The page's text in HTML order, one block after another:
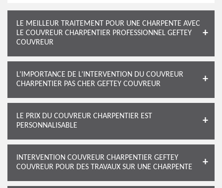
LE MEILLEUR TRAITEMENT POUR UNE CHARPENTE AVEC
LE COUVREUR CHARPENTIER PROFESSIONNEL GEFTEY
COUVREUR
L’IMPORTANCE DE L’INTERVENTION DU COUVREUR
CHARPENTIER PAS CHER GEFTEY COUVREUR
LE PRIX DU COUVREUR CHARPENTIER EST
PERSONNALISABLE
INTERVENTION COUVREUR CHARPENTIER GEFTEY
COUVREUR POUR DES TRAVAUX SUR UNE CHARPENTE